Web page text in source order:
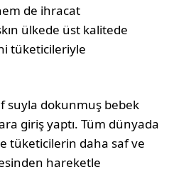
de ihracat
ülkede üst kalitede
tüketicileriyle
suyla dokunmuş bebek
giriş yaptı. Tüm dünyada
tüketicilerin daha saf ve
hareketle